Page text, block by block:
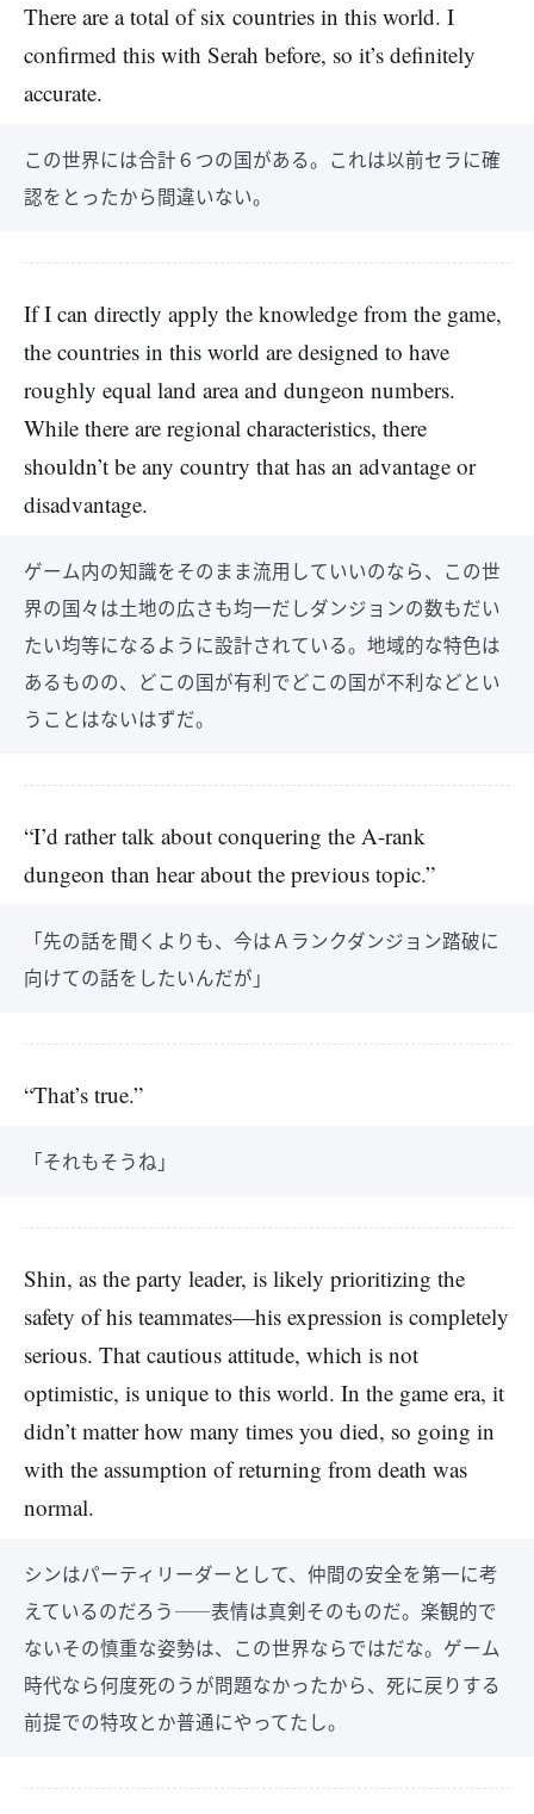
There are a total of six countries in this world. I
confirmed this with Serah before, so it’s definitely
accurate.
この世界には合計６つの国がある。これは以前セラに確
認をとったから間違いない。
If I can directly apply the knowledge from the game,
the countries in this world are designed to have
roughly equal land area and dungeon numbers.
While there are regional characteristics, there
shouldn’t be any country that has an advantage or
disadvantage.
ゲーム内の知識をそのまま流用していいのなら、この世
界の国々は土地の広さも均一だしダンジョンの数もだい
たい均等になるように設計されている。地域的な特色は
あるものの、どこの国が有利でどこの国が不利などとい
うことはないはずだ。
“I’d rather talk about conquering the A-rank
dungeon than hear about the previous topic.”
「先の話を聞くよりも、今はＡランクダンジョン踏破に
向けての話をしたいんだが」
“That’s true.”
「それもそうね」
Shin, as the party leader, is likely prioritizing the
safety of his teammates—his expression is completely
serious. That cautious attitude, which is not
optimistic, is unique to this world. In the game era, it
didn’t matter how many times you died, so going in
with the assumption of returning from death was
normal.
シンはパーティリーダーとして、仲間の安全を第一に考
えているのだろう――表情は真剣そのものだ。楽観的で
ないその慎重な姿勢は、この世界ならではだな。ゲーム
時代なら何度死のうが問題なかったから、死に戻りする
前提での特攻とか普通にやってたし。